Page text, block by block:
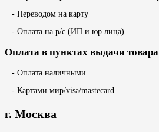
- Переводом на карту
- Оплата на р/с (ИП и юр.лица)
Оплата в пунктах выдачи товара
- Оплата наличными
- Картами мир/visa/mastecard
г. Москва